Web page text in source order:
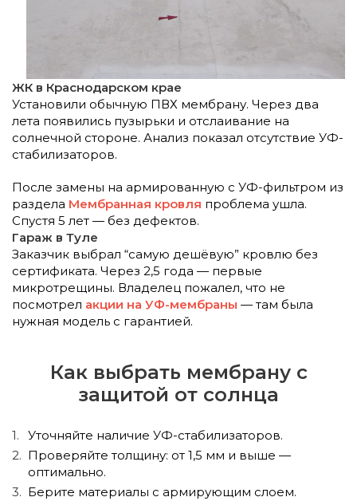
ЖК в Краснодарском крае
Установили обычную ПВХ мембрану. Через два
лета появились пузырьки и отслаивание на
солнечной стороне. Анализ показал отсутствие УФ-
стабилизаторов.
После замены на армированную с УФ-фильтром из
раздела Мембранная кровля проблема ушла.
Спустя 5 лет — без дефектов.
Гараж в Туле
Заказчик выбрал “самую дешёвую” кровлю без
сертификата. Через 2,5 года — первые
микротрещины. Владелец пожалел, что не
посмотрел акции на УФ-мембраны — там была
нужная модель с гарантией.
Как выбрать мембрану с
защитой от солнца
Уточняйте наличие УФ-стабилизаторов.
Проверяйте толщину: от 1,5 мм и выше —
оптимально.
Берите материалы с армирующим слоем.